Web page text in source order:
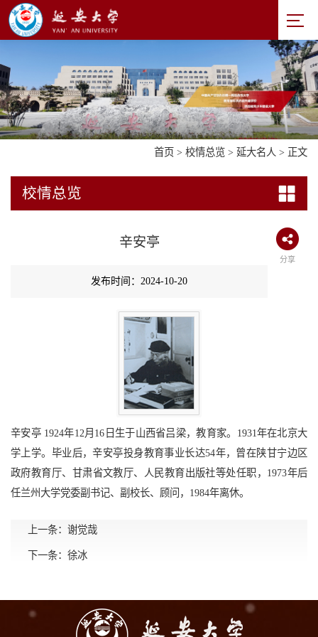
首页 > 校情总览 > 延大名人 > 正文
校情总览
辛安亭
分享
发布时间：2024-10-20
辛安亭 1924年12月16日生于山西省吕梁，教育家。1931年在北京大
学上学。毕业后，辛安亭投身教育事业长达54年，曾在陕甘宁边区
政府教育厅、甘肃省文教厅、人民教育出版社等处任职，1973年后
任兰州大学党委副书记、副校长、顾问，1984年离休。
上一条： 谢觉哉
下一条： 徐冰